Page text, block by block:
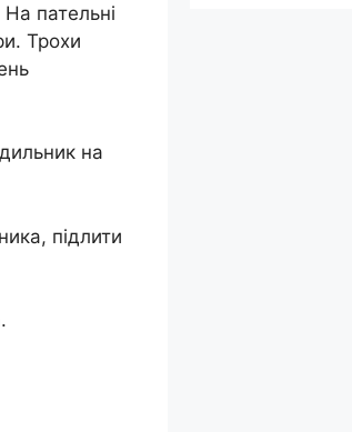
пательні
Трохи
на
підлити